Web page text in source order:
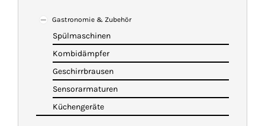
KATALOG Gastronomie & Zubehör
Spülmaschinen
Kombidämpfer
Geschirrbrausen
Sensorarmaturen
Küchengeräte